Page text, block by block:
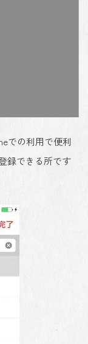
での利用で便利
録できる所です